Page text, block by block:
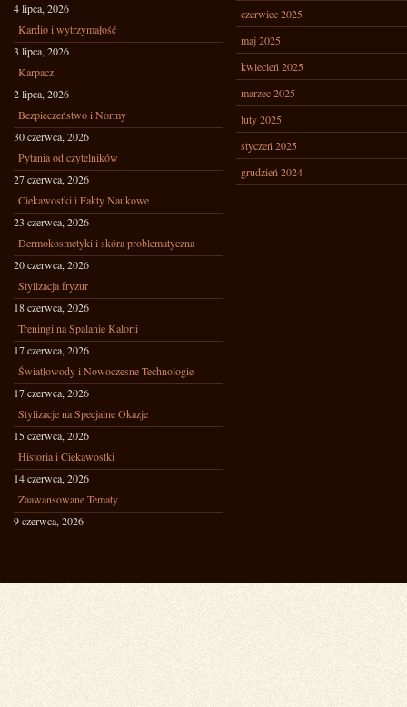
4 lipca, 2026
Kardio i wytrzymałość
3 lipca, 2026
Karpacz
2 lipca, 2026
Bezpieczeństwo i Normy
30 czerwca, 2026
Pytania od czytelników
27 czerwca, 2026
Ciekawostki i Fakty Naukowe
23 czerwca, 2026
Dermokosmetyki i skóra problematyczna
20 czerwca, 2026
Stylizacja fryzur
18 czerwca, 2026
Treningi na Spalanie Kalorii
17 czerwca, 2026
Światłowody i Nowoczesne Technologie
17 czerwca, 2026
Stylizacje na Specjalne Okazje
15 czerwca, 2026
Historia i Ciekawostki
14 czerwca, 2026
Zaawansowane Tematy
9 czerwca, 2026
czerwiec 2025
maj 2025
kwiecień 2025
marzec 2025
luty 2025
styczeń 2025
grudzień 2024